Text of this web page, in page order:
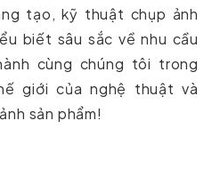
tạo, kỹ thuật chụp ảnh
biết sâu sắc về nhu cầu
cùng chúng tôi trong
giới của nghệ thuật và
sản phẩm!